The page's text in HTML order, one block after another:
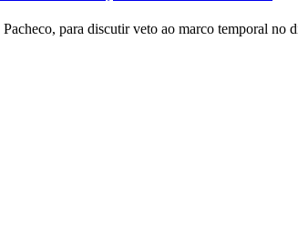
para discutir veto ao marco temporal no